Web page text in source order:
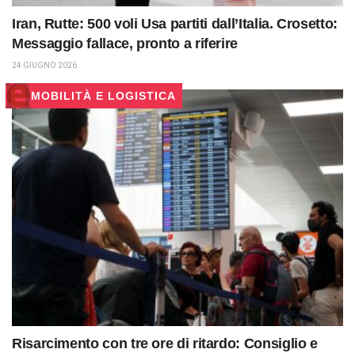
Iran, Rutte: 500 voli Usa partiti dall’Italia. Crosetto:
Messaggio fallace, pronto a riferire
24 GIUGNO 2026
MOBILITÀ E LOGISTICA
Risarcimento con tre ore di ritardo: Consiglio e